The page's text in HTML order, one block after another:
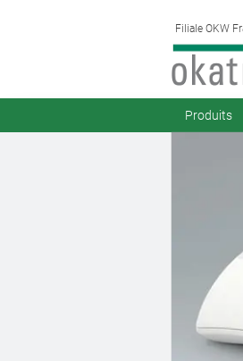
Filiale OKW
Produits